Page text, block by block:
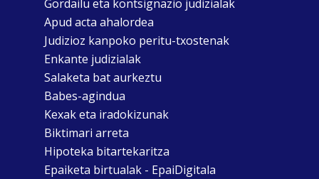
Gordailu eta kontsignazio judizialak
Apud acta ahalordea
Judizioz kanpoko peritu-txostenak
Enkante judizialak
Salaketa bat aurkeztu
Babes-agindua
Kexak eta iradokizunak
Biktimari arreta
Hipoteka bitartekaritza
Epaiketa birtualak - EpaiDigitala